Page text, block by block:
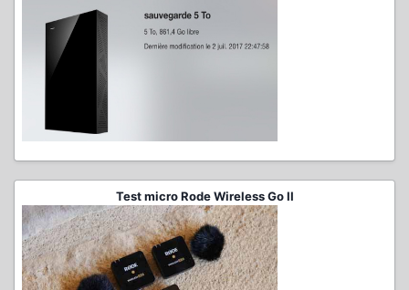
Test micro Rode Wireless Go II